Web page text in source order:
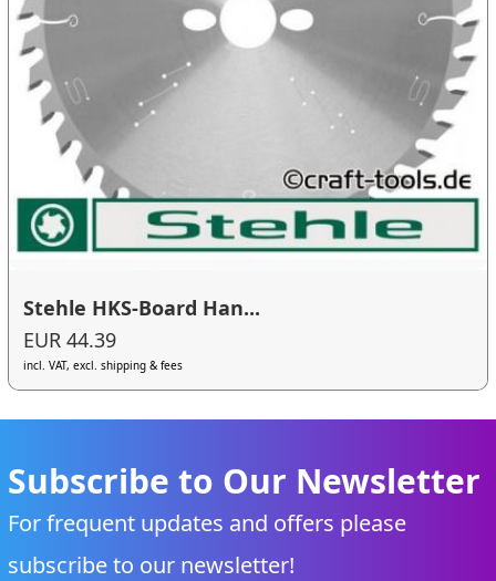
Stehle HKS-Board Han...
EUR 44.39
incl. VAT, excl. shipping & fees
Subscribe to Our Newsletter
For frequent updates and offers please
subscribe to our newsletter!